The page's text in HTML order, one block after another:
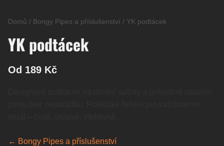
Domů / Bongy Pipes a příslušenství / YK podtácek
YK podtácek
Od 189 Kč
← Bongy Pipes a příslušenství